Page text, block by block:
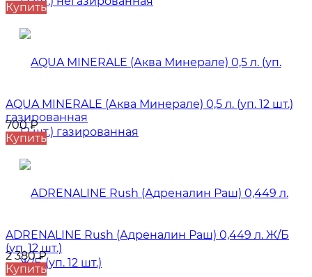
Купить
AQUA MINERALE (Аква Минерале) 0,5 л. (уп. 12 шт.)
газированная
700₽
Купить
ADRENALINE Rush (Адреналин Раш) 0,449 л. Ж/Б
(уп. 12 шт.)
2 380₽
Купить